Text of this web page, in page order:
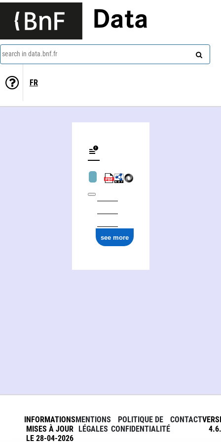
Data
search in data.bnf.fr
FR
see more
INFORMATIONS
MISES À JOUR
LE 28-04-2026
MENTIONS
LÉGALES
POLITIQUE DE
CONFIDENTIALITÉ
CONTACT